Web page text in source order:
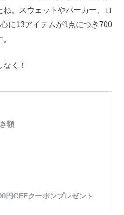
。スウェットやパーカー、ロ
に13アイテムが1点につき700
く！
額
円OFFクーポンプレゼント